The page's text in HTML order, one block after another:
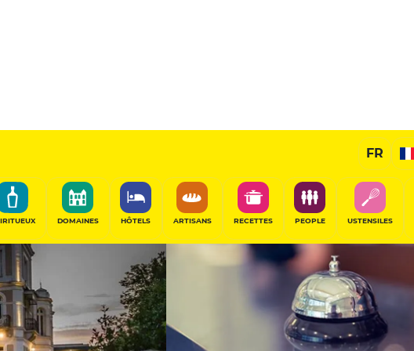
FR
DOMAINES HÔTELS ARTISANS RECETTES PEOPLE USTENSILES
Hôtel de Prestige